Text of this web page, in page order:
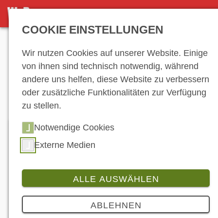
NEWS
News
COOKIE EINSTELLUNGEN
Wir nutzen Cookies auf unserer Website. Einige
von ihnen sind technisch notwendig, während
andere uns helfen, diese Website zu verbessern
oder zusätzliche Funktionalitäten zur Verfügung
zu stellen.
Notwendige Cookies
Externe Medien
ALLE AUSWÄHLEN
ABLEHNEN